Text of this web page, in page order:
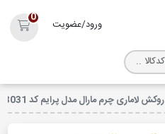
ورود/عضویت
0
روکش لاماری چرم مارال مدل پرایم کد 3031